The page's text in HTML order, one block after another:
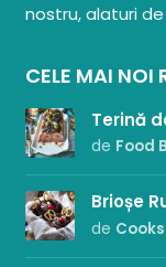
nostru, alaturi
CELE MAI NOI
Terină
de Food
Brioșe
de Cooks